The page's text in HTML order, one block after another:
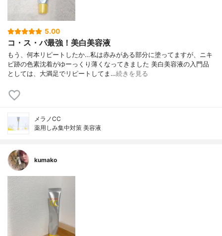
5.00
コ・ス・パ最強！美白美容液
もう、何本リピートしたか…私は赤みがある部分に塗ってますが、ニキ
ビ跡の色素沈着がゆーっくり薄くなってきました 美白美容液の入門品
としては、大満足でリピートしてま…続きを見る
メラノCC
薬用しみ集中対策 美容液
kumako